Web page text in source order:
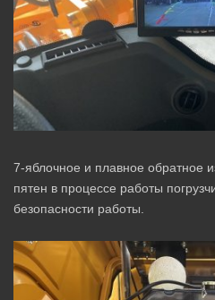
7-яблочное и плавное обратное
пятен в процессе работы
безопасности работы.